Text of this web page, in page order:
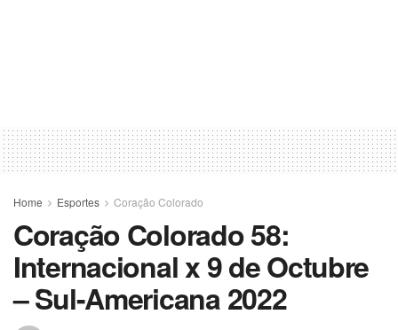
Home Esportes Coração Colorado
Coração Colorado 58:
Internacional x 9 de Octubre
– Sul-Americana 2022